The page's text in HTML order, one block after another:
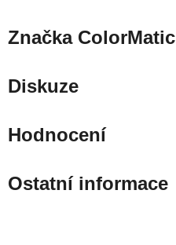
ZnačkaColorMatic
Diskuze
Hodnocení
Ostatní informace